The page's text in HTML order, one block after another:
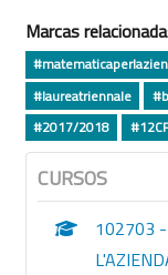
Marcas
#laureatriennale
#2017/2018
CURSOS
102703 -